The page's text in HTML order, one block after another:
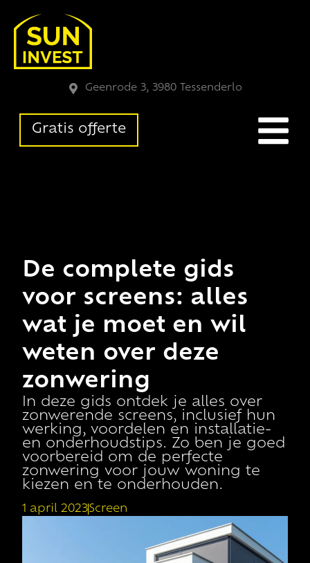
Geenrode 3, 3980 Tessenderlo
Gratis offerte
De complete gids
voor screens: alles
wat je moet en wil
weten over deze
zonwering
In deze gids ontdek je alles over
zonwerende screens, inclusief hun
werking, voordelen en installatie-
en onderhoudstips. Zo ben je goed
voorbereid om de perfecte
zonwering voor jouw woning te
kiezen en te onderhouden.
1 april 2023Screen